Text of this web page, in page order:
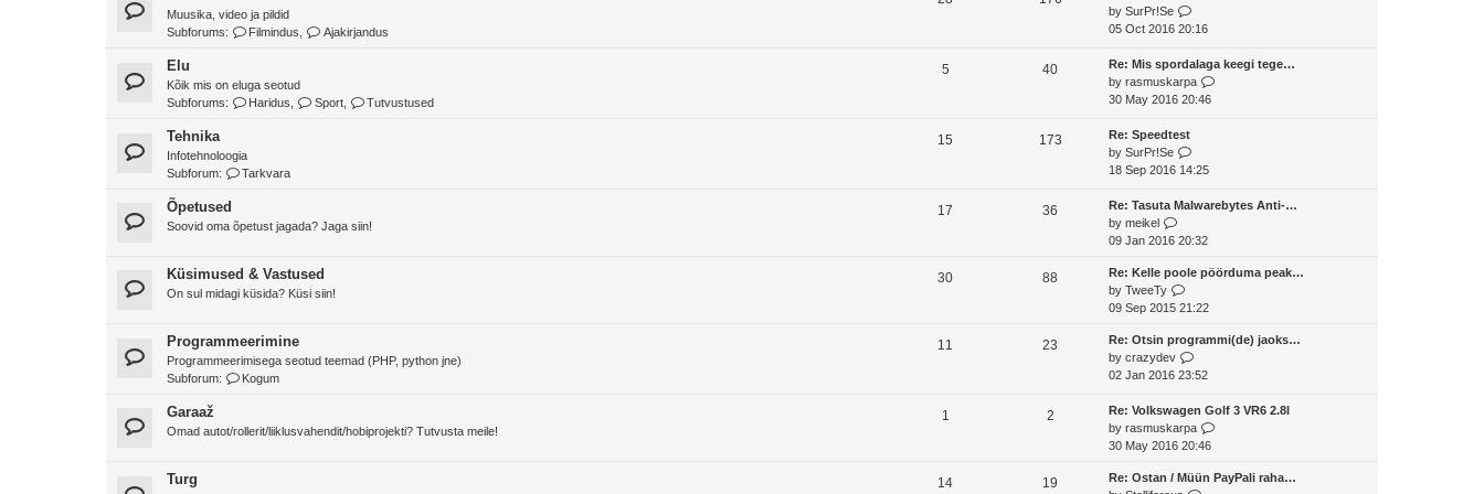
p
s
t
a
t
s
t
p
s
t
e
a
t
e
o
t
Muusika, video ja pildid
Subforums:
Filmindus Ajakirjandus
by SurPr!Se
i
w
t
h
t
s
p
s
05 Oct 2016 20:16
Elu
Kõik mis on eluga seotud
Subforums:
Haridus Sport, Tutvustused
5 40
Re: Mis spordalaga keegi tege…
by rasmuskarpa
l
s
s
30 May 2016 20:46
Tehnika
Infotehnoloogia
Subforum:
Tarkvara
15 173
Re: Speedtest
by SurPr!Se
i
w
h
l
t
s
t
p
s
t
18 Sep 2016 14:25
Õpetused
Soovid oma õpetust jagada? Jaga siin!
17 36
Re: Tasuta Malwarebytes Anti-…
by meikel
i
w
t
h
l
a
t
s
t
p
s
09 Jan 2016 20:32
Küsimused & Vastused
On sul midagi küsida? Küsi siin!
30 88
Re: Kelle poole pöörduma peak…
by TweeTy
i
w
t
h
l
a
t
s
09 Sep 2015 21:22
Programmeerimine
Programmeerimisega seotud teemad (PHP, python jne)
Subforum:
Kogum
11 23
Re: Otsin programmi(de) jaoks…
by crazydev
i
w
t
h
l
02 Jan 2016 23:52
Garaaž
Omad autot/rollerit/liiklusvahendit/hobiprojekti? Tutvusta meile!
1 2
Re: Volkswagen Golf 3 VR6 2.8l
by rasmuskarpa
w
30 May 2016 20:46
Turg 14 19
Re: Ostan / Müün PayPali raha…